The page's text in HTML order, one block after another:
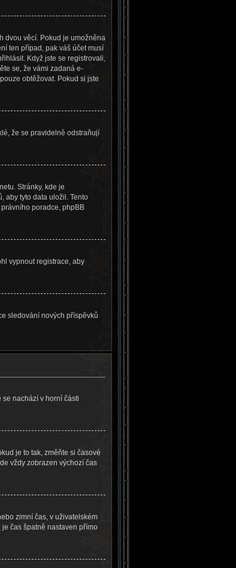
dvou věcí. Pokud je umožněna
ten případ, pak váš účet musí
Když jste se registrovali,
se, že vámi zadaná e-
obtěžovat. Pokud si jste
že se pravidelně odstraňují
Stránky, kde je
aby tyto data uložil. Tento
poradce, phpBB
vypnout registrace, aby
sledování nových příspěvků
se nachází v horní části
je to tak, změňte si časové
vždy zobrazen výchozí čas
zimní čas, v uživatelském
čas špatně nastaven přímo